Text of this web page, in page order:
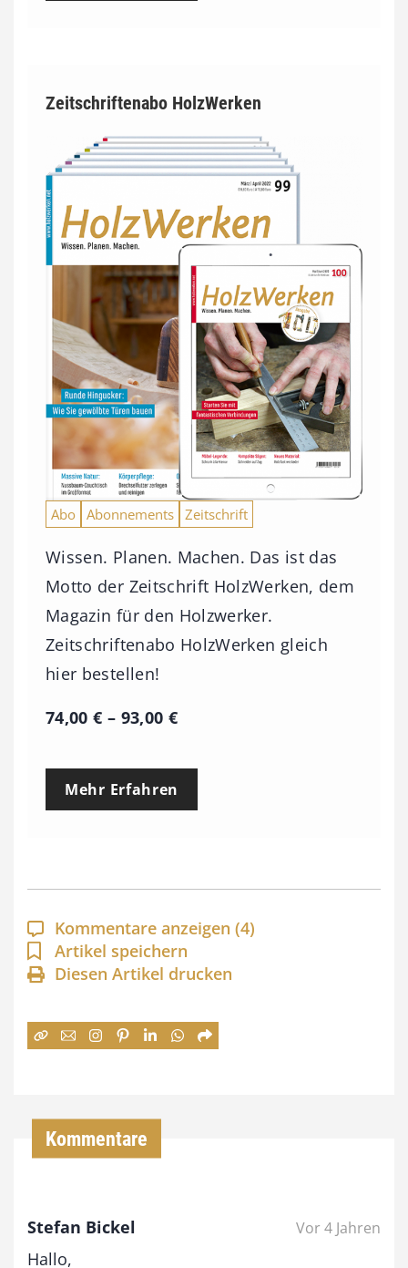
Zeitschriftenabo HolzWerken
Abo Abonnements Zeitschrift
Wissen. Planen. Machen. Das ist das
Motto der Zeitschrift HolzWerken, dem
Magazin für den Holzwerker.
Zeitschriftenabo HolzWerken gleich
hier bestellen!
74,00€ – 93,00 €P
e
p
a
n
n
:
Mehr Erfahren
Kommentare anzeigen (4)
Artikel speichern
Diesen Artikel drucken
Kommentare
Stefan Bickel Vor 4 Jahren
Hallo,